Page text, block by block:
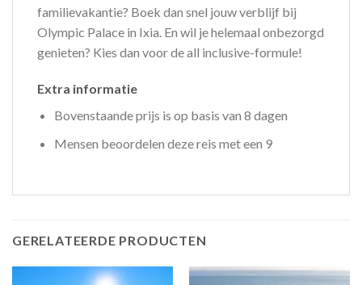
familievakantie? Boek dan snel jouw verblijf bij
Olympic Palace in Ixia. En wil je helemaal onbezorgd
genieten? Kies dan voor de all inclusive-formule!
Extra informatie
Bovenstaande prijs is op basis van 8 dagen
Mensen beoordelen deze reis met een 9
GERELATEERDE PRODUCTEN